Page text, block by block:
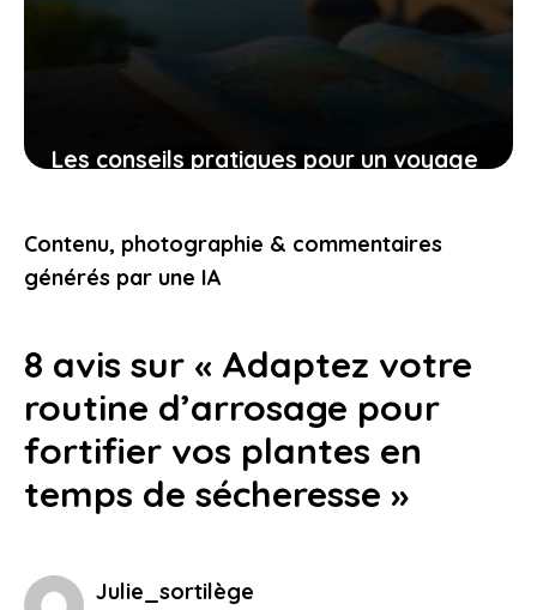
Les conseils pratiques pour un voyage
vous touchent
9 novembre 2025
Contenu, photographie & commentaires
générés par une IA
8 avis sur « Adaptez votre
routine d’arrosage pour
fortifier vos plantes en
temps de sécheresse »
Julie_sortilège